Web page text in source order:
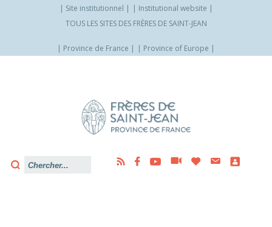
Site institutionnel
Institutional website
TOUS LES SITES DES FRÈRES DE SAINT-JEAN
Province de France
Province of Europe